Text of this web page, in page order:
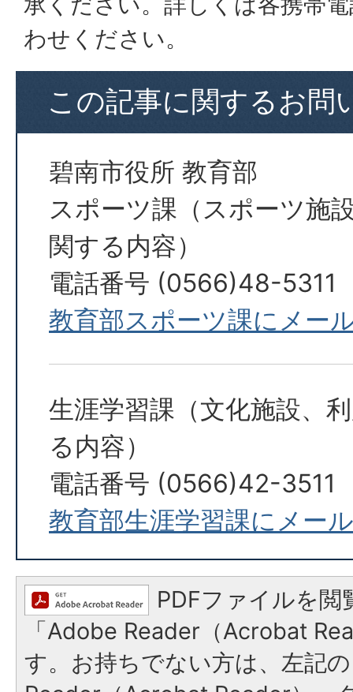
わせください。
この記事に関するお問
碧南市役所 教育部
スポーツ課（スポーツ施
関する内容）
電話番号 (0566)48-5311
教育部スポーツ課にメー
生涯学習課（文化施設、
る内容）
電話番号 (0566)42-3511
教育部生涯学習課にメー
PDFファイルを閲
「Adobe Reader（Acrobat
す。お持ちでない方は、左記